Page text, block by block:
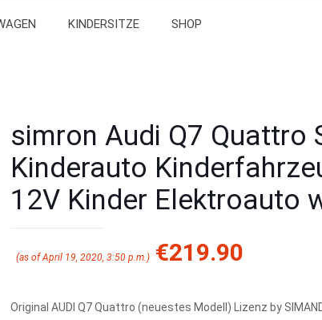
KINDERSITZE SHOP
simron Audi Q7 Quattro
Kinderauto
12V Kinder Elektroauto
(as of April 19, 2020, 3:50 p.m.) €219.90
Original AUDI Q7 Quattro (neuestes Modell) Lizenz by